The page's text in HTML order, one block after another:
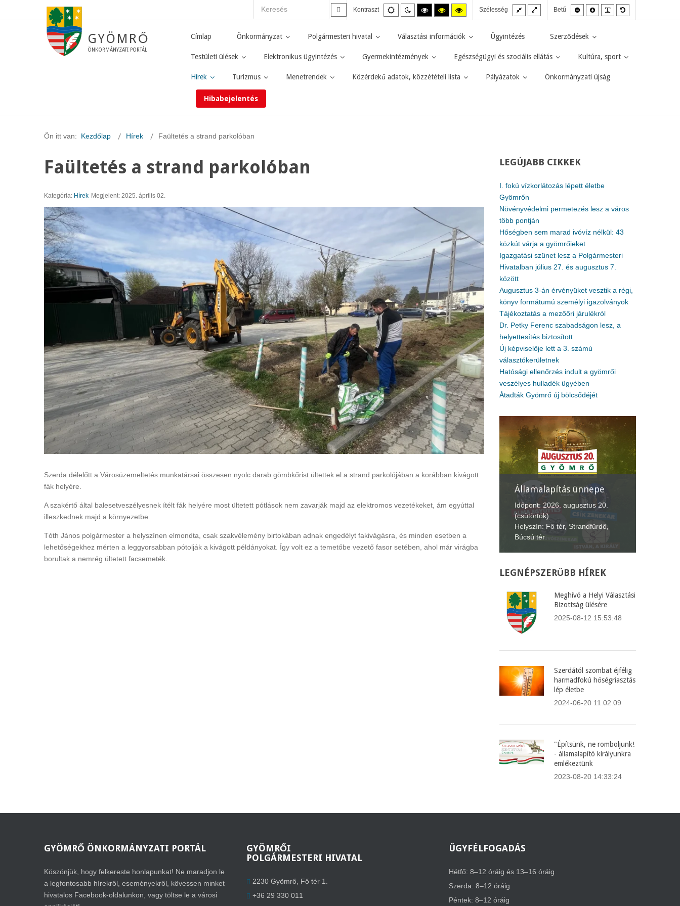
Kontraszt
Alapértelmezett
mód
Éjszakai
mód
Magas
kontraszt
mód.
Magas
kontraszt
mód.
Magas
kontraszt
mód.
Szélesség
Fix
elrendezés
Széles
elrendezés
Betű
Kisebb
betűméret
Nagyobb
betűméret
GYÖMRŐ
ÖNKORMÁNYZATI PORTÁL
Címlap Önkormányzat Polgármesteri hivatal Választási információk Ügyintézés Szerződések
Testületi ülések Elektronikus ügyintézés Gyermekintézmények Egészségügyi és szociális ellátás Kultúra, sport
Hírek Turizmus Menetrendek Közérdekű adatok, közzétételi lista Pályázatok Önkormányzati újság
Hibabejelentés
Ön itt van: Kezdőlap Hírek Faültetés a strand parkolóban
Faültetés a strand parkolóban
Kategória: Hírek Megjelent: 2025. április 02.
Szerda délelőtt a Városüzemeltetés munkatársai összesen nyolc darab gömbkőrist ültettek el a strand parkolójában a korábban kivágott
fák helyére.
A szakértő által balesetveszélyesnek ítélt fák helyére most ültetett pótlások nem zavarják majd az elektromos vezetékeket, ám egyúttal
illeszkednek majd a környezetbe.
Tóth János polgármester a helyszínen elmondta, csak szakvélemény birtokában adnak engedélyt fakivágásra, és minden esetben a
lehetőségekhez mérten a leggyorsabban pótolják a kivágott példányokat. Így volt ez a temetőbe vezető fasor setében, ahol már virágba
borultak a nemrég ültetett facsemeték.
LEGÚJABB CIKKEK
I. fokú vízkorlátozás lépett életbe
Gyömrőn
Növényvédelmi permetezés lesz a város
több pontján
Hőségben sem marad ivóvíz nélkül: 43
közkút várja a gyömrőieket
Igazgatási szünet lesz a Polgármesteri
Hivatalban július 27. és augusztus 7.
között
Augusztus 3-án érvényüket vesztik a régi,
könyv formátumú személyi igazolványok
Tájékoztatás a mezőőri járulékról
Dr. Petky Ferenc szabadságon lesz, a
helyettesítés biztosított
Új képviselője lett a 3. számú
választókerületnek
Hatósági ellenőrzés indult a gyömrői
veszélyes hulladék ügyében
Átadták Gyömrő új bölcsődéjét
programhelyszínek
Államalapítás ünnepe
Időpont: 2026. augusztus 20.
(csütörtök)
Helyszín: Fő tér, Strandfürdő,
Búcsú tér
LEGNÉPSZERŰBB HÍREK
Meghívó a Helyi Választási
Bizottság ülésére
2025-08-12 15:53:48
Szerdától szombat éjfélig
harmadfokú hőségriasztás
lép életbe
2024-06-20 11:02:09
"Építsünk, ne romboljunk!
- államalapító királyunkra
emlékeztünk
2023-08-20 14:33:24
GYÖMRŐ ÖNKORMÁNYZATI PORTÁL
Köszönjük, hogy felkereste honlapunkat! Ne maradjon le
a legfontosabb hírekről, eseményekről, kövessen minket
hivatalos Facebook-oldalunkon, vagy töltse le a városi
GYÖMRŐI
POLGÁRMESTERI HIVATAL
2230 Gyömrő, Fő tér 1.
+36 29 330 011
ÜGYFÉLFOGADÁS
Hétfő: 8–12 óráig és 13–16 óráig
Szerda: 8–12 óráig
Péntek: 8–12 óráig